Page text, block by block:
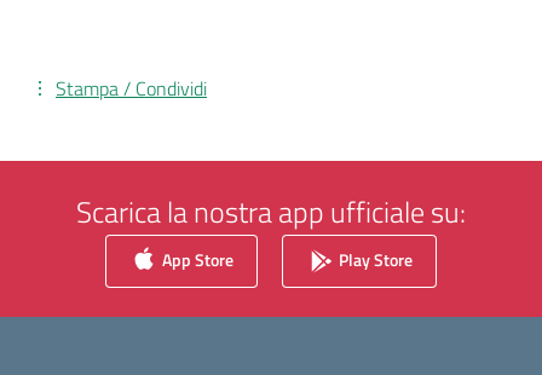
Stampa / Condividi
Scarica la nostra app ufficiale su:
App Store Play Store